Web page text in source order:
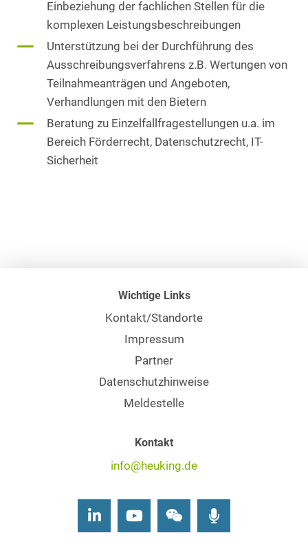
Einbeziehung der fachlichen Stellen für die
komplexen Leistungsbeschreibungen
Unterstützung bei der Durchführung des
Ausschreibungsverfahrens z.B. Wertungen von
Teilnahmeanträgen und Angeboten,
Verhandlungen mit den Bietern
Beratung zu Einzelfallfragestellungen u.a. im
Bereich Förderrecht, Datenschutzrecht, IT-
Sicherheit
Wichtige Links
Kontakt/Standorte
Impressum
Partner
Datenschutzhinweise
Meldestelle
Kontakt
info@heuking.de
LinkedInYoutubeWechat